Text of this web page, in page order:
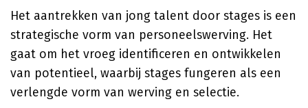
Het aantrekken van jong talent door stages is een
strategische vorm van personeelswerving. Het
gaat om het vroeg identificeren en ontwikkelen
van potentieel, waarbij stages fungeren als een
verlengde vorm van werving en selectie.